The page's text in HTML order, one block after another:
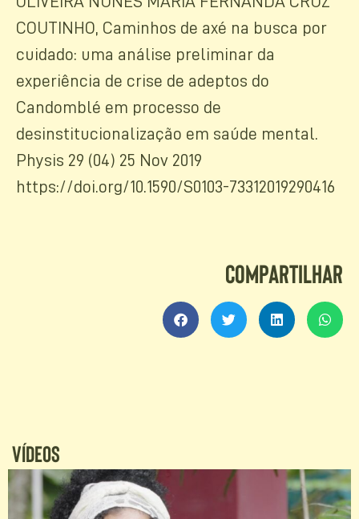
COUTINHO, Caminhos de axé na busca por
cuidado: uma análise preliminar da
experiência de crise de adeptos do
Candomblé em processo de
desinstitucionalização em saúde mental.
Physis 29 (04) 25 Nov 2019
https://doi.org/10.1590/S0103-73312019290416
Compartilhar
Vídeos